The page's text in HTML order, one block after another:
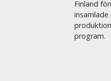
Finland
program.